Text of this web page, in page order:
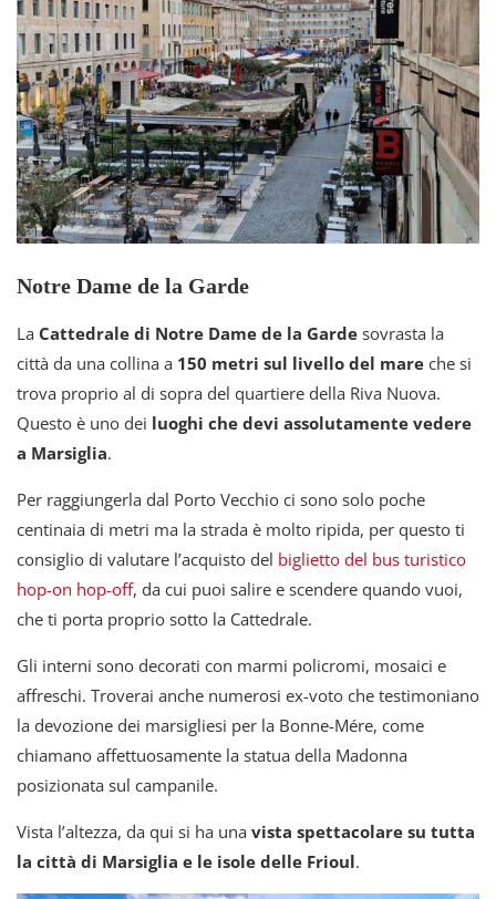
Notre Dame de la Garde
La Cattedrale di Notre Dame de la Garde sovrasta la
città da una collina a 150 metri sul livello del mare che si
trova proprio al di sopra del quartiere della Riva Nuova.
Questo è uno dei luoghi che devi assolutamente vedere
a Marsiglia.
Per raggiungerla dal Porto Vecchio ci sono solo poche
centinaia di metri ma la strada è molto ripida, per questo ti
consiglio di valutare l’acquisto del biglietto del bus turistico
hop-on hop-off, da cui puoi salire e scendere quando vuoi,
che ti porta proprio sotto la Cattedrale.
Gli interni sono decorati con marmi policromi, mosaici e
affreschi. Troverai anche numerosi ex-voto che testimoniano
la devozione dei marsigliesi per la Bonne-Mére, come
chiamano affettuosamente la statua della Madonna
posizionata sul campanile.
Vista l’altezza, da qui si ha una vista spettacolare su tutta
la città di Marsiglia e le isole delle Frioul.